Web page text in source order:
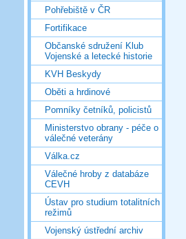
Pohřebiště v ČR
Fortifikace
Občanské sdružení Klub
Vojenské a letecké historie
KVH Beskydy
Oběti a hrdinové
Pomníky četníků, policistů
Ministerstvo obrany - péče o
válečné veterány
Válka.cz
Válečné hroby z databáze
CEVH
Ústav pro studium totalitních
režimů
Vojenský ústřední archiv